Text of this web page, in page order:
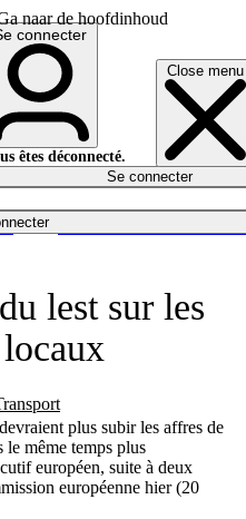
naar de hoofdinhoud
Close menu
connecter
êtes déconnecté.
Se connecter
lest sur les
plus subir les affres de
le même temps plus
européen, suite à deux
européenne hier (20